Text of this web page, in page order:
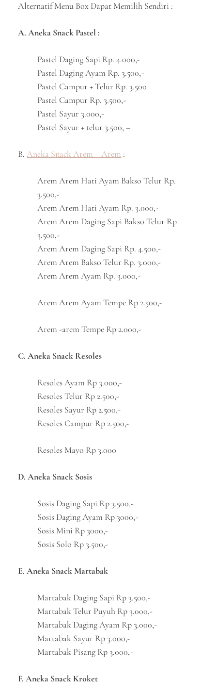
Alternatif Menu Box Dapat Memilih Sendiri :
A. Aneka Snack Pastel :
Pastel Daging Sapi Rp. 4.000,-
Pastel Daging Ayam Rp. 3.500,-
Pastel Campur + Telur Rp. 3.500
Pastel Campur Rp. 3.500,-
Pastel Sayur 3.000,-
Pastel Sayur + telur 3.500, –
B.Aneka Snack Arem – Arem :
Arem Arem Hati Ayam Bakso Telur Rp.
3.500,-
Arem Arem Hati Ayam Rp. 3.000,-
Arem Arem Daging Sapi Bakso Telur Rp
3.500,-
Arem Arem Daging Sapi Rp. 4.500,-
Arem Arem Bakso Telur Rp. 3.000,-
Arem Arem Ayam Rp. 3.000,-
Arem Arem Ayam Tempe Rp 2.500,-
Arem -arem Tempe Rp 2.000,-
C. Aneka Snack Resoles
Resoles Ayam Rp 3.000,-
Resoles Telur Rp 2.500,-
Resoles Sayur Rp 2.500,-
Resoles Campur Rp 2.500,-
Resoles Mayo Rp 3.000
D. Aneka Snack Sosis
Sosis Daging Sapi Rp 3.500,-
Sosis Daging Ayam Rp 3000,-
Sosis Mini Rp 3000,-
Sosis Solo Rp 3.500,-
E. Aneka Snack Martabak
Martabak Daging Sapi Rp 3.500,-
Martabak Telur Puyuh Rp 3.000,-
Martabak Daging Ayam Rp 3.000,-
Martabak Sayur Rp 3.000,-
Martabak Pisang Rp 3.000,-
F. Aneka Snack Kroket